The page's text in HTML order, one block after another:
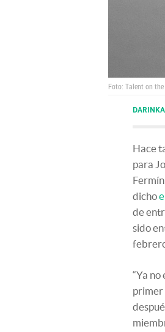
Foto: Talent on the
Hace
para
dicho
de
sido
“Ya
primer